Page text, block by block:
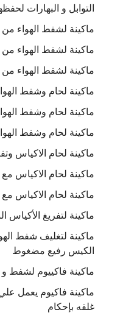
التوابل و البهارات
ماكينة لشفط الهواء من
ماكينة لشفط الهواء من
ماكينة لشفط الهواء من
ماكينة لحام وشفط
ماكينة لحام وشفط
ماكينة لحام وشفط
ماكينة لحام الاكياس
ماكينة لحام الاكياس
ماكينة لحام الاكياس
ماكينة لتفريغ الأكياس
ماكينة لتغليف شفط
الكيس رفيع مضغوط
ماكينة فاكييوم لشفط و
ماكينة فاكيوم يعمل
غلقه بإحكام